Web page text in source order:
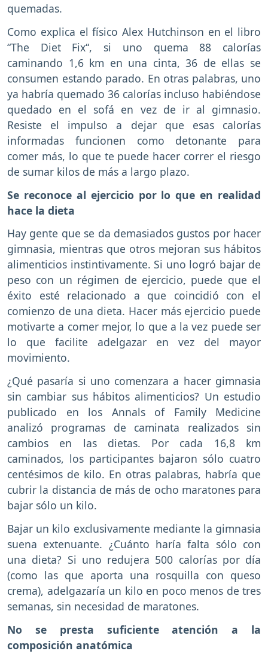
quemadas.
Como explica el físico Alex Hutchinson en el libro
“The Diet Fix“, si uno quema 88 calorías
caminando 1,6 km en una cinta, 36 de ellas se
consumen estando parado. En otras palabras, uno
ya habría quemado 36 calorías incluso habiéndose
quedado en el sofá en vez de ir al gimnasio.
Resiste el impulso a dejar que esas calorías
informadas funcionen como detonante para
comer más, lo que te puede hacer correr el riesgo
de sumar kilos de más a largo plazo.
Se reconoce al ejercicio por lo que en realidad
hace la dieta
Hay gente que se da demasiados gustos por hacer
gimnasia, mientras que otros mejoran sus hábitos
alimenticios instintivamente. Si uno logró bajar de
peso con un régimen de ejercicio, puede que el
éxito esté relacionado a que coincidió con el
comienzo de una dieta. Hacer más ejercicio puede
motivarte a comer mejor, lo que a la vez puede ser
lo que facilite adelgazar en vez del mayor
movimiento.
¿Qué pasaría si uno comenzara a hacer gimnasia
sin cambiar sus hábitos alimenticios? Un estudio
publicado en los Annals of Family Medicine
analizó programas de caminata realizados sin
cambios en las dietas. Por cada 16,8 km
caminados, los participantes bajaron sólo cuatro
centésimos de kilo. En otras palabras, habría que
cubrir la distancia de más de ocho maratones para
bajar sólo un kilo.
Bajar un kilo exclusivamente mediante la gimnasia
suena extenuante. ¿Cuánto haría falta sólo con
una dieta? Si uno redujera 500 calorías por día
(como las que aporta una rosquilla con queso
crema), adelgazaría un kilo en poco menos de tres
semanas, sin necesidad de maratones.
No se presta suficiente atención a la
composición anatómica